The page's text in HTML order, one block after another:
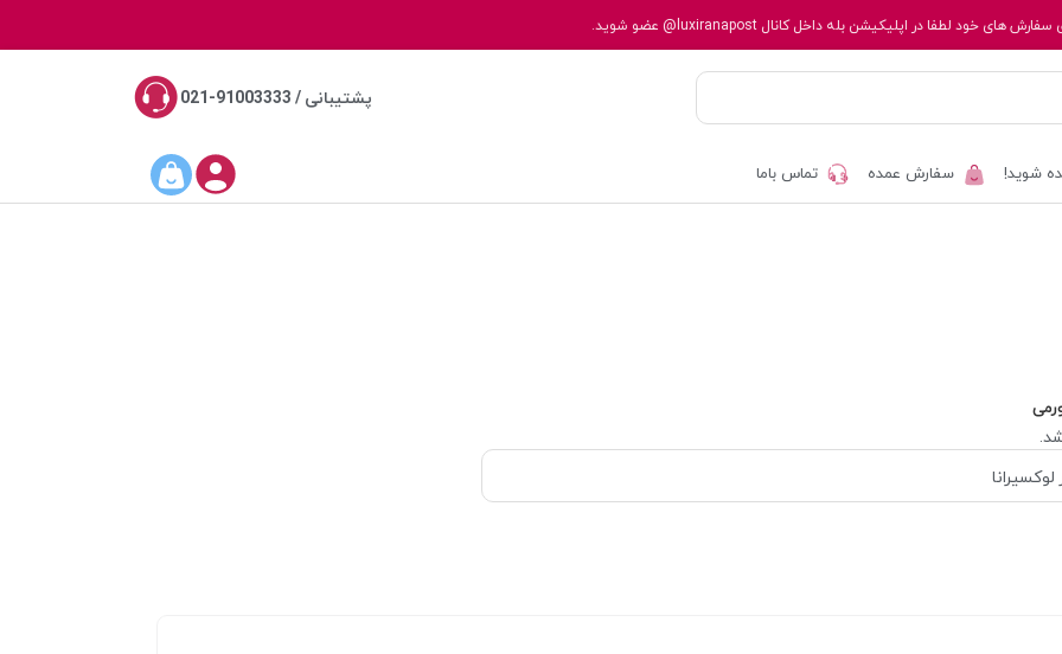
سفارش های خود لطفا در اپلیکیشن بله داخل کانال@luxiranapost عضو شوید.
پشتیبانی / 91003333-021
شوید! سفارش عمده تماس باما